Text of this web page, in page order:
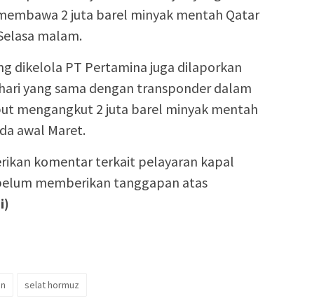
2 juta barel minyak mentah Qatar
malam.
dikelola PT Pertamina juga dilaporkan
yang sama dengan transponder dalam
mengangkut 2 juta barel minyak mentah
awal Maret.
komentar terkait pelayaran kapal
memberikan tanggapan atas
selat hormuz